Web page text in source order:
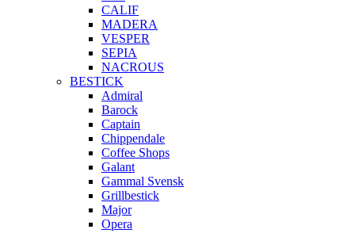
CALIF
MADERA
VESPER
SEPIA
NACROUS
BESTICK
Admiral
Barock
Captain
Chippendale
Coffee Shops
Galant
Gammal Svensk
Grillbestick
Major
Opera